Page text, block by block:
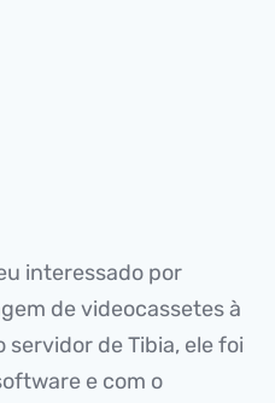
interessado por
de videocassetes à
de Tibia, ele foi
e com o